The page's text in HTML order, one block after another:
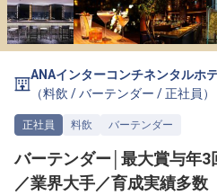
無料 転職サポートに
ANAインターコンチネンタルホ
（料飲 /バーテンダー /正社員 ）
正社員 料飲 バーテンダー
バーテンダー│最大賞与年3
／業界大手／育成実績多数